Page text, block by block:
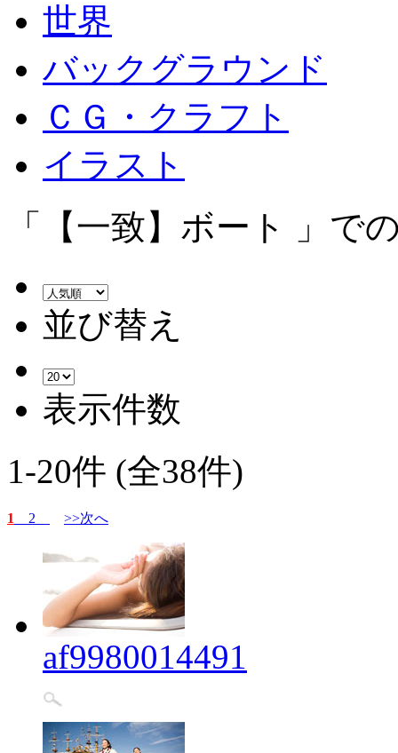
世界
バックグラウンド
ＣＧ・クラフト
イラスト
「【一致】ボート 」で
並び替え
表示件数
1-20件 (全38件)
1 2 >>次へ
af9980014491